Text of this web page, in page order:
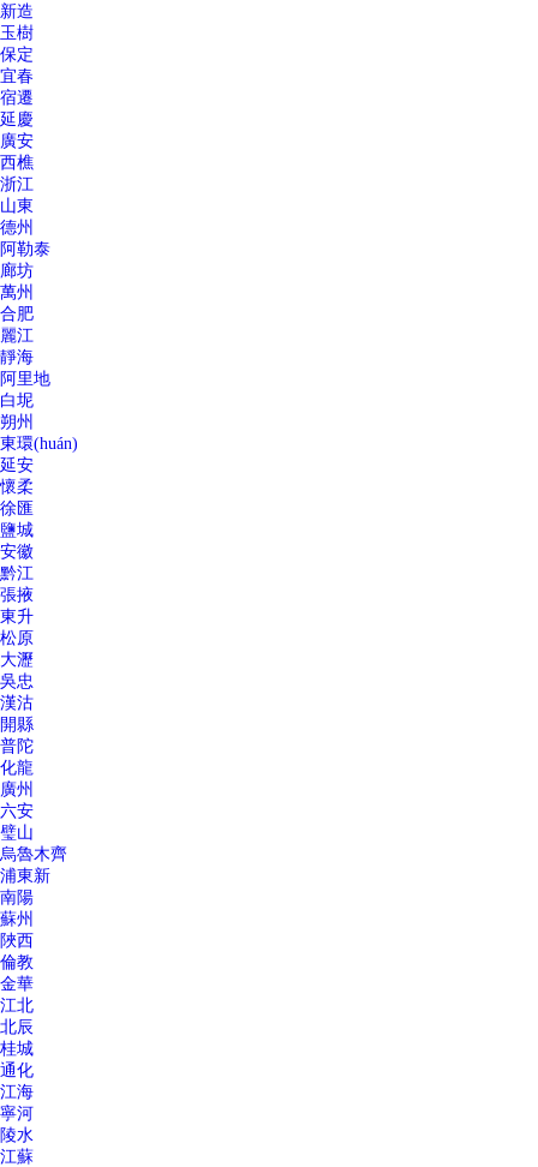
新造
玉樹
保定
宜春
宿遷
延慶
廣安
西樵
浙江
山東
德州
阿勒泰
廊坊
萬州
合肥
麗江
靜海
阿里地
白坭
朔州
東環(huán)
延安
懷柔
徐匯
鹽城
安徽
黔江
張掖
東升
松原
大瀝
吳忠
漢沽
開縣
普陀
化龍
廣州
六安
璧山
烏魯木齊
浦東新
南陽
蘇州
陜西
倫教
金華
江北
北辰
桂城
通化
江海
寧河
陵水
江蘇